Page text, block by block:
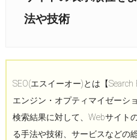
法や技術
SEO(エスイーオー)とは【
エンジン・オプティマイゼーシ
検索結果に対して、Webサイト
る手法や技術、サービスなどの